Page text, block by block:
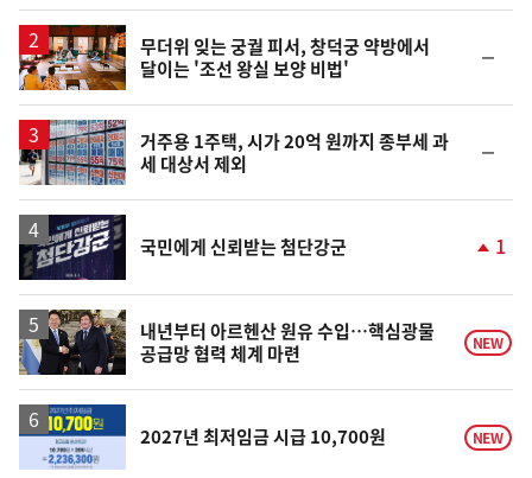
일
무더위 잊는 궁궐 피서, 창덕궁 약방에서
달이는 '조선 왕실 보양 비법'
일
거주용 1주택, 시가 20억 원까지 종부세 과
세 대상서 제외
일
국민에게 신뢰받는 첨단강군
계
승
1
내년부터 아르헨산 원유 수입…핵심광물
공급망 협력 체계 마련
NEW
2027년 최저임금 시급 10,700원 NEW